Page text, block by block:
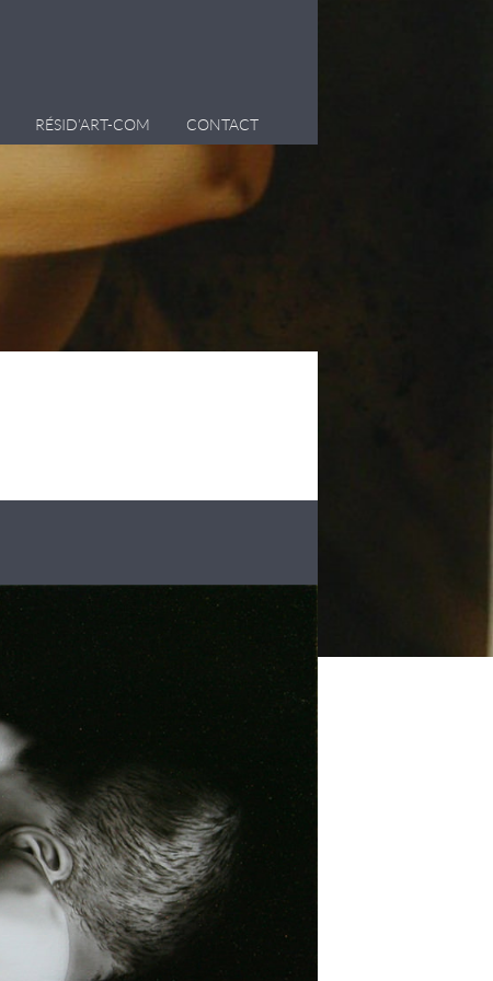
RÉSID’ART-COM CONTACT